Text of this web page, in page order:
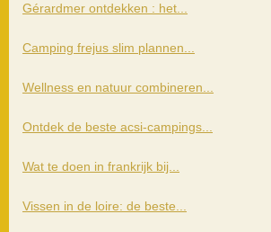
Gérardmer ontdekken : het...
Camping frejus slim plannen...
Wellness en natuur combineren...
Ontdek de beste acsi-campings...
Wat te doen in frankrijk bij...
Vissen in de loire: de beste...